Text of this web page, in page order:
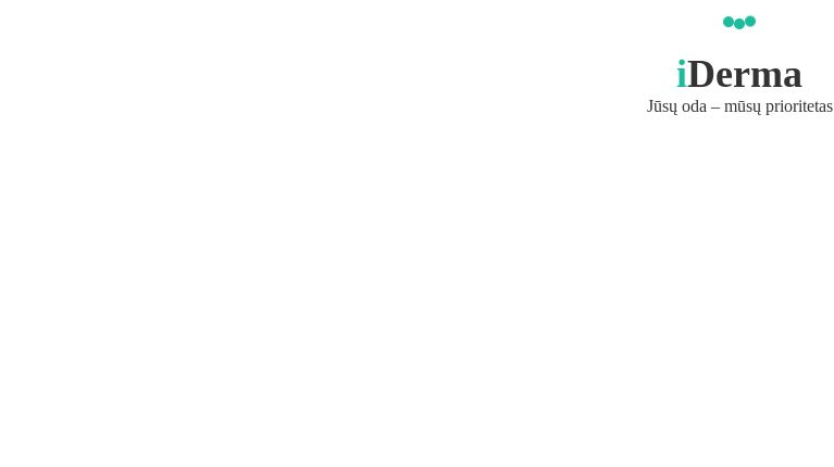
iDerma
Jūsų oda – mūsų prioritetas